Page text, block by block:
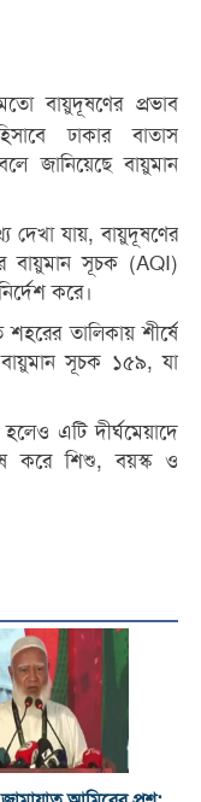
বায়ুদূষণের প্রভাব
ঢাকার বাতাস
জানিয়েছে বায়ুমান
দেখা যায়, বায়ুদূষণের
বায়ুমান সূচক (AQI)
করে।
তালিকায় শীর্ষে
বায়ুমান সূচক ১৫৯, যা
এটি দীর্ঘমেয়াদে
করে শিশু, বয়স্ক ও